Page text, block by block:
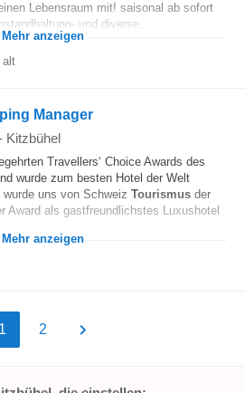
Lebensraum mit! saisonal ab sofort
und diverse...
Mehr anzeigen
alt
Manager
Kitzbühel
Travellers‘ Choice Awards des
wurde zum besten Hotel der Welt
uns von Schweiz Tourismus der
Award als gastfreundlichstes Luxushotel
Mehr anzeigen
1 2